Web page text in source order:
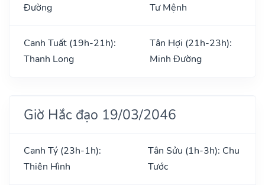
Đường
Tư Mệnh
Canh Tuất (19h-21h):
Thanh Long
Tân Hợi (21h-23h):
Minh Đường
Giờ Hắc đạo 19/03/2046
Canh Tý (23h-1h):
Thiên Hình
Tân Sửu (1h-3h): Chu
Tước